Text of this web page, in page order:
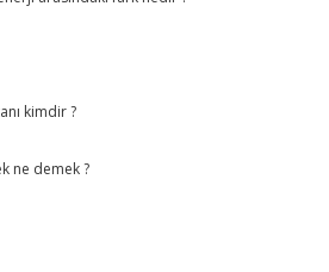
kimdir ?
ne demek ?